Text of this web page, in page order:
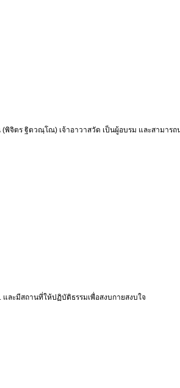
จิตร ฐิตวณฺโณ) เจ้าอาวาสวัด เป็นผู้อบรม และสามาร
ละมีสถานที่ให้ปฏิบัติธรรมเพื่อสงบกายสงบใจ